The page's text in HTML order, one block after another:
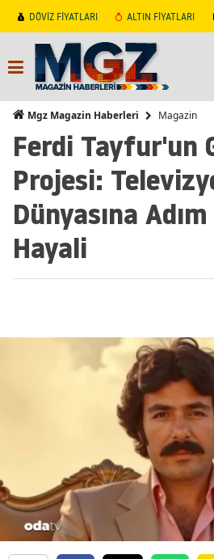
DÖVİZ FİYATLARI ALTIN FİYATLARI
Mgz Magazin Haberleri Magazin
Ferdi Tayfur'un
Projesi:
Dünyasına
Hayali